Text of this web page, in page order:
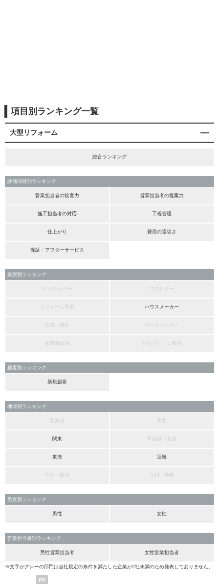
項目別ランキング一覧
大型リフォーム
総合ランキング
評価項目別ランキング
営業担当者の接客力 営業担当者の提案力
施工担当者の対応 工程管理
仕上がり 費用の適切さ
保証・アフターサービス
業態別ランキング
デベロッパー エネルギー
リフォーム専業 ハウスメーカー
住設・建材 ホームセンター
家電量販店 ビルダー・工務店
顧客別ランキング
新規顧客
地域別ランキング
北海道 東北
関東 甲信越・北陸
東海 近畿
中国・四国 九州・沖縄
男女別ランキング
男性 女性
営業担当者別ランキング
男性営業担当者 女性営業担当者
※文字がグレーの部門は当社規定の条件を満たした企業が2社未満のため発表しておりません。
PR